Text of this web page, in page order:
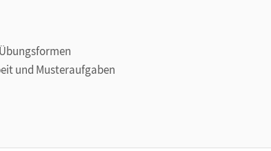
und Musteraufgaben
sowie Silben